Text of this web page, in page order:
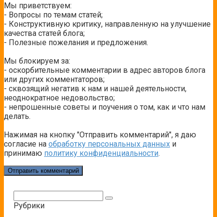
Мы приветствуем:
- Вопросы по темам статей;
- Конструктивную критику, направленную на улучшение
качества статей блога;
- Полезные пожелания и предложения.
Мы блокируем за:
- оскорбительные комментарии в адрес авторов блога
или других комментаторов;
- сквозящий негатив к нам и нашей деятельности,
неоднократное недовольство;
- непрошенные советы и поучения о том, как и что нам
делать.
Нажимая на кнопку "Отправить комментарий", я даю
согласие на обработку персональных данных и
принимаю политику конфиденциальности.
Рубрики